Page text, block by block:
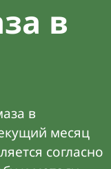
в
в
месяц
согласно